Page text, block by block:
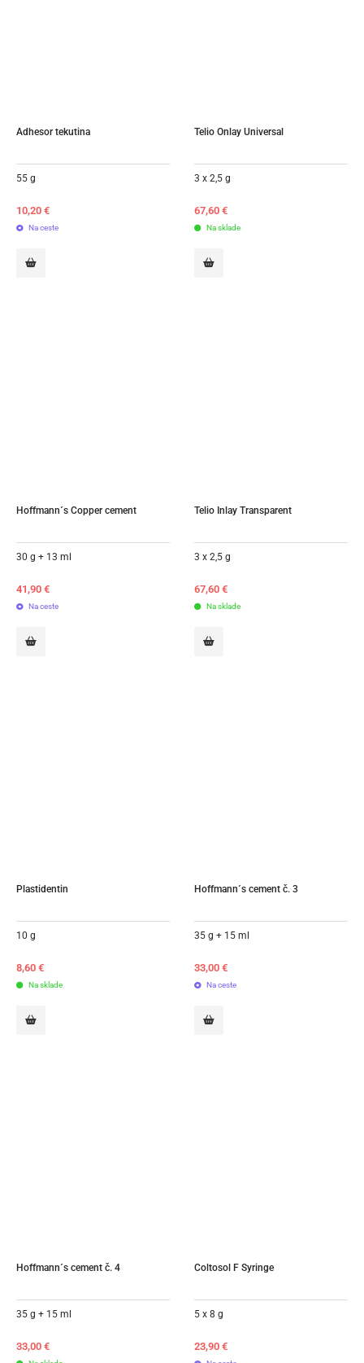
Adhesor tekutina
55 g
10,20 €
Na ceste
Telio Onlay Universal
3 x 2,5 g
67,60 €
Na sklade
Hoffmann´s Copper cement
30 g + 13 ml
41,90 €
Na ceste
Telio Inlay Transparent
3 x 2,5 g
67,60 €
Na sklade
Plastidentin
10 g
8,60 €
Na sklade
Hoffmann´s cement č. 3
35 g + 15 ml
33,00 €
Na ceste
Hoffmann´s cement č. 4
35 g + 15 ml
33,00 €
Coltosol F Syringe
5 x 8 g
23,90 €